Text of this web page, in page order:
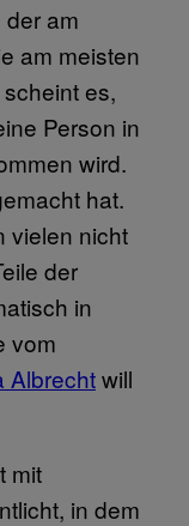
am
am meisten
es,
Person in
wird.
hat.
vielen nicht
der
in
vom
Albrechtwill
mit
in dem